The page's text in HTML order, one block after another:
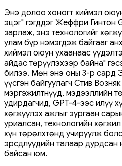
Энэ долоо хоногт хиймэл
эцэг" гэгддэг Жеффри Гинтон
зарлаж, энэ технологийг
улам бүр нэмэгдэж байгааг
хиймэл оюун ухаанаас
айдас төрүүлэхээр байна"
билээ. Мөн энэ оны 3-р сард
үүсгэн байгуулагч Стив
мэргэжилтнүүд, мэдээллийн
удирдагчид, GPT-4-ээс илүү
хөгжүүлэх ажлыг зургаан
уриалсан, технологийн
хүн төрөлхтөнд учируулж
эрсдлүүдийн талаар дурдсан
байсан юм.